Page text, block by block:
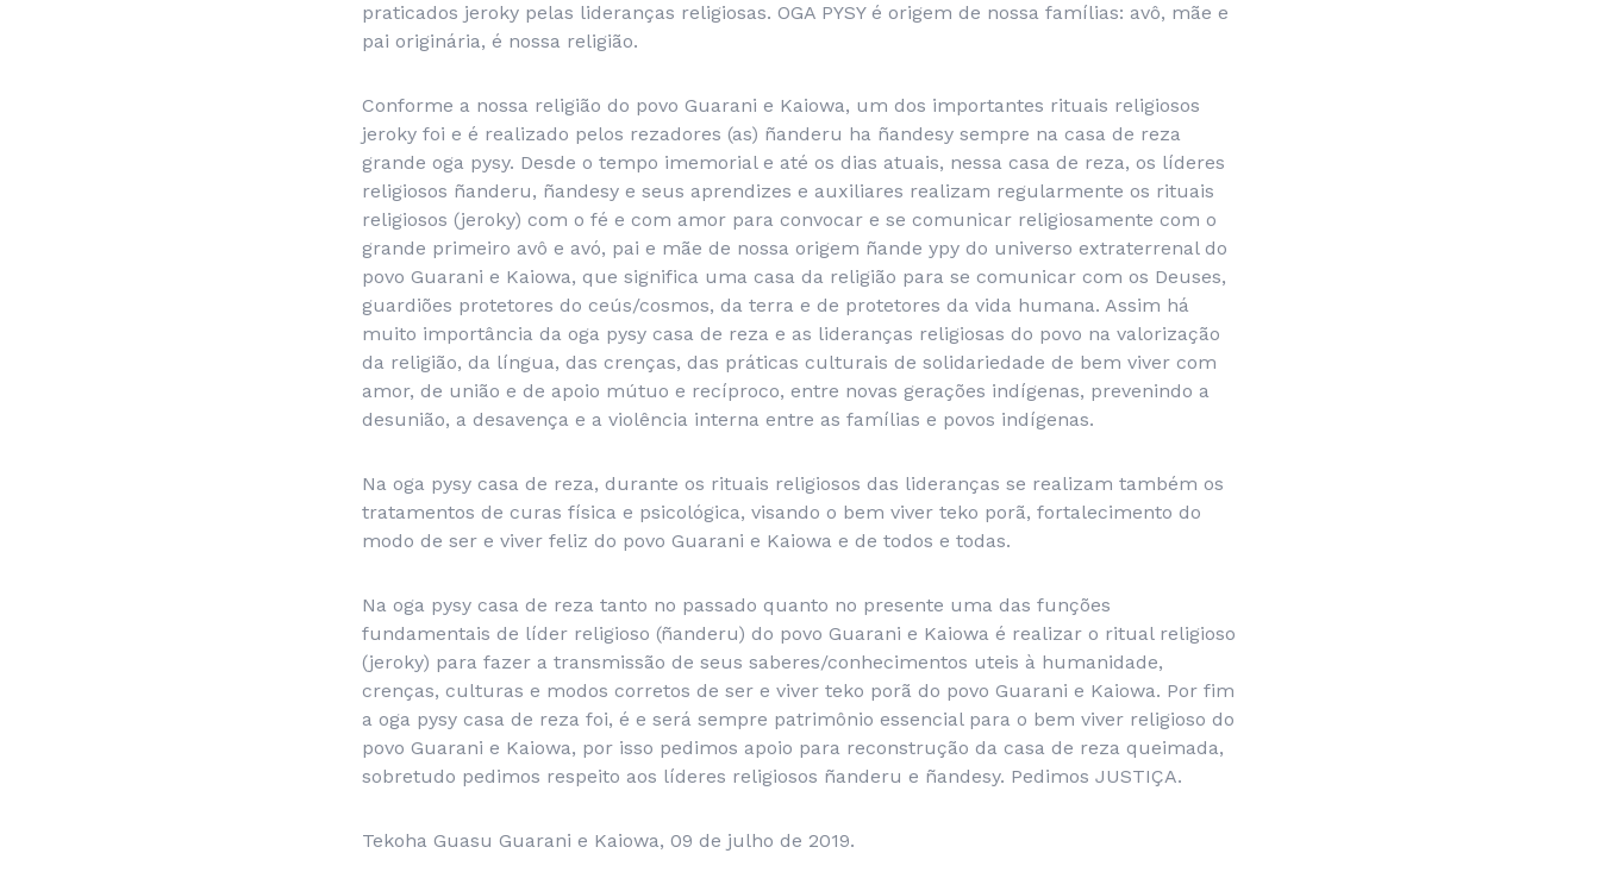
praticados jeroky pelas lideranças religiosas. OGA PYSY é origem de nossa famílias: avô, mãe e
pai originária, é nossa religião.
Conforme a nossa religião do povo Guarani e Kaiowa, um dos importantes rituais religiosos
jeroky foi e é realizado pelos rezadores (as) ñanderu ha ñandesy sempre na casa de reza
grande oga pysy. Desde o tempo imemorial e até os dias atuais, nessa casa de reza, os líderes
religiosos ñanderu, ñandesy e seus aprendizes e auxiliares realizam regularmente os rituais
religiosos (jeroky) com o fé e com amor para convocar e se comunicar religiosamente com o
grande primeiro avô e avó, pai e mãe de nossa origem ñande ypy do universo extraterrenal do
povo Guarani e Kaiowa, que significa uma casa da religião para se comunicar com os Deuses,
guardiões protetores do ceús/cosmos, da terra e de protetores da vida humana. Assim há
muito importância da oga pysy casa de reza e as lideranças religiosas do povo na valorização
da religião, da língua, das crenças, das práticas culturais de solidariedade de bem viver com
amor, de união e de apoio mútuo e recíproco, entre novas gerações indígenas, prevenindo a
desunião, a desavença e a violência interna entre as famílias e povos indígenas.
Na oga pysy casa de reza, durante os rituais religiosos das lideranças se realizam também os
tratamentos de curas física e psicológica, visando o bem viver teko porã, fortalecimento do
modo de ser e viver feliz do povo Guarani e Kaiowa e de todos e todas.
Na oga pysy casa de reza tanto no passado quanto no presente uma das funções
fundamentais de líder religioso (ñanderu) do povo Guarani e Kaiowa é realizar o ritual religioso
(jeroky) para fazer a transmissão de seus saberes/conhecimentos uteis à humanidade,
crenças, culturas e modos corretos de ser e viver teko porã do povo Guarani e Kaiowa. Por fim
a oga pysy casa de reza foi, é e será sempre patrimônio essencial para o bem viver religioso do
povo Guarani e Kaiowa, por isso pedimos apoio para reconstrução da casa de reza queimada,
sobretudo pedimos respeito aos líderes religiosos ñanderu e ñandesy. Pedimos JUSTIÇA.
Tekoha Guasu Guarani e Kaiowa, 09 de julho de 2019.